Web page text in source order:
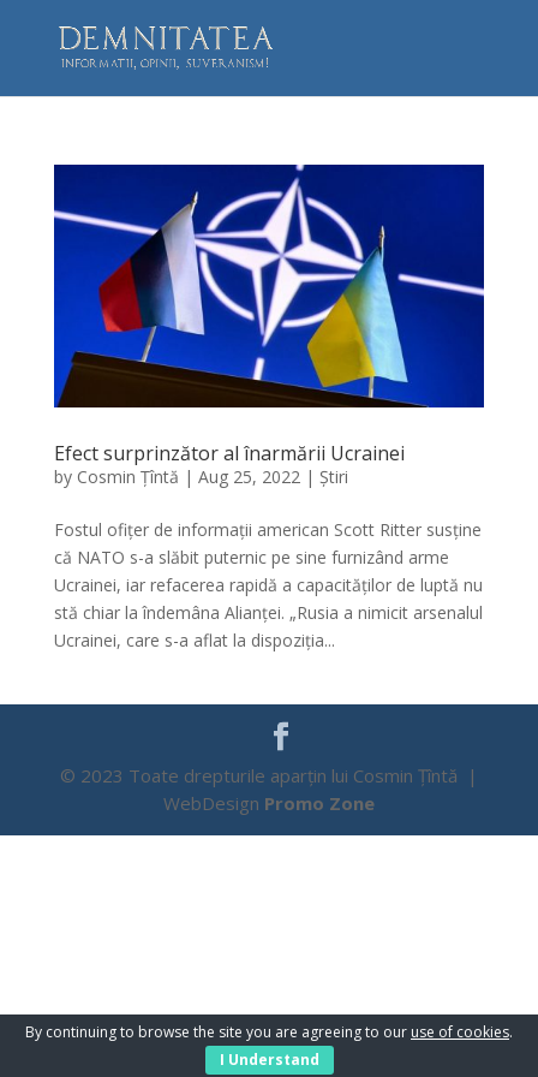
Efect surprinzător al înarmării Ucrainei
by Cosmin Țîntă | Aug 25, 2022| Știri
Fostul ofițer de informații american Scott Ritter susține
că NATO s-a slăbit puternic pe sine furnizând arme
Ucrainei, iar refacerea rapidă a capacităților de luptă nu
stă chiar la îndemâna Alianței. „Rusia a nimicit arsenalul
Ucrainei, care s-a aflat la dispoziția...
© 2023 Toate drepturile aparțin lui Cosmin Țîntă |
WebDesign Promo Zone
By continuing to browse the site you are agreeing to our use of cookies.
I Understand